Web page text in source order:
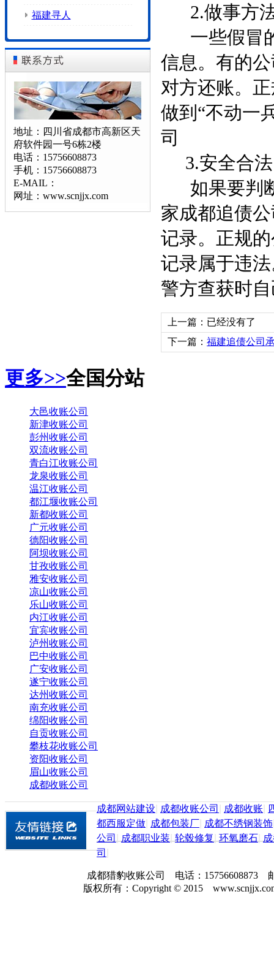
福建寻人
地址：四川省成都市高新区天
府软件园一号6栋2楼
电话：15756608873
手机：15756608873
E-MAIL：
网址：www.scnjjx.com
2.做事方
一些假冒的
信息。有的
对方还账。
做到“不动一
司
3.安全合法
如果要判断
家成都追债
记录。正规
记录属于违
警方查获时
上一篇：已经没有了
下一篇： 福建追债公司
更多>>全国分站
大邑收账公司
新津收账公司
彭州收账公司
双流收账公司
青白江收账公司
龙泉收账公司
温江收账公司
都江堰收账公司
新都收账公司
广元收账公司
德阳收账公司
阿坝收账公司
甘孜收账公司
雅安收账公司
凉山收账公司
乐山收账公司
内江收账公司
宜宾收账公司
泸州收账公司
巴中收账公司
广安收账公司
遂宁收账公司
达州收账公司
南充收账公司
绵阳收账公司
自贡收账公司
攀枝花收账公司
资阳收账公司
眉山收账公司
成都收账公司
成都网站建设 成都收账公司 成都收账
都西服定做 成都包装厂 成都不绣钢装饰
公司
成都职业装 轮毂修复 环氧磨石
司
成都猎豹收账公司 电话：15756608873
版权所有：Copyright © 2015